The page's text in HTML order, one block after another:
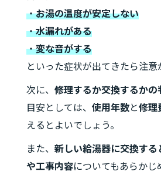
・お湯の温度が安定しない
・水漏れがある
・変な音がする
といった症状が出てきたら注意
次に、 修理するか交換するかの
目安としては、 使用年数と修理
えるとよいでしょう。
また、 新しい給湯器に交換する
や工事内容についてもあらか